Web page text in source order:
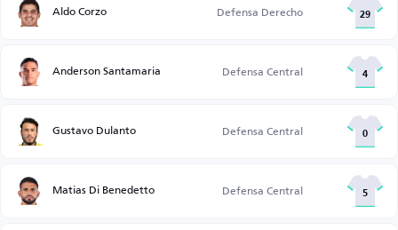
Aldo Corzo Defensa Derecho 29
Anderson Santamaria Defensa Central 4
Gustavo Dulanto Defensa Central 0
Matias Di Benedetto Defensa Central 5